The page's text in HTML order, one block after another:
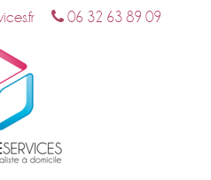
06 32 63 89 09